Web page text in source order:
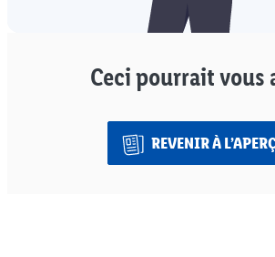
Ceci pourrait vous
REVENIR À